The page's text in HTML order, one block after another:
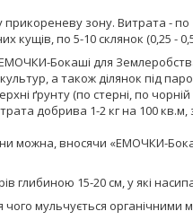
зону. Витрата - по
кущів, по 5-10 склянок (0,25 -
Бокаші для
а також ділянок під
ґрунту (по стерні, по
добрива 1-2 кг на 100 кв.м,
можна, вносячи «ЕМОЧКИ-
глибиною 15-20 см, у які
мульчується органічними